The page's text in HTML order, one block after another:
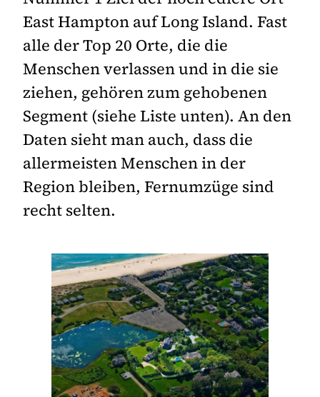
East Hampton auf Long Island. Fast
alle der Top 20 Orte, die die
Menschen verlassen und in die sie
ziehen, gehören zum gehobenen
Segment (siehe Liste unten). An den
Daten sieht man auch, dass die
allermeisten Menschen in der
Region bleiben, Fernumzüge sind
recht selten.